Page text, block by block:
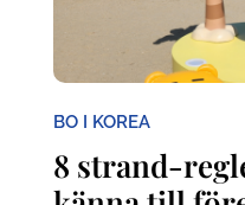
BO I KOREA
8 strand-